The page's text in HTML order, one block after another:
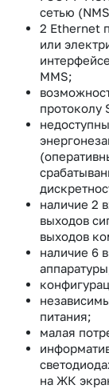
сетью
2 Ethernet
или
MMS;
протоколу
наличие 2
выходов
выходов
наличие 6
питания;
малая
на ЖК